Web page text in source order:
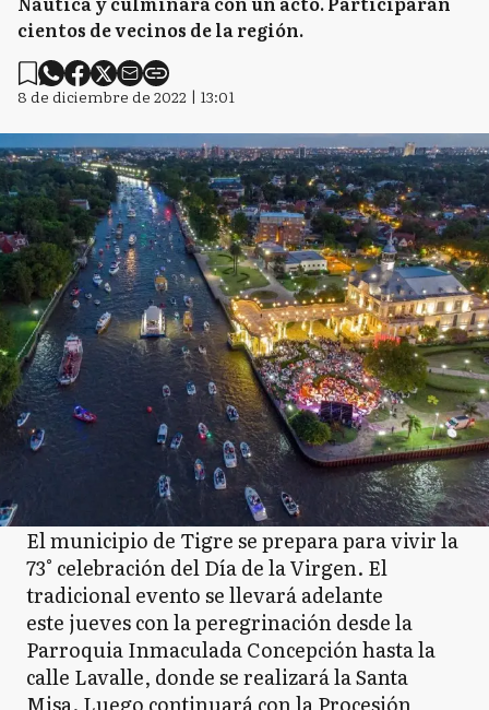
cientos de vecinos de la región.
8 de diciembre de 2022 | 13:01
El municipio de Tigre se prepara para vivir la
73° celebración del Día de la Virgen. El
tradicional evento se llevará adelante
este jueves con la peregrinación desde la
Parroquia Inmaculada Concepción hasta la
calle Lavalle, donde se realizará la Santa